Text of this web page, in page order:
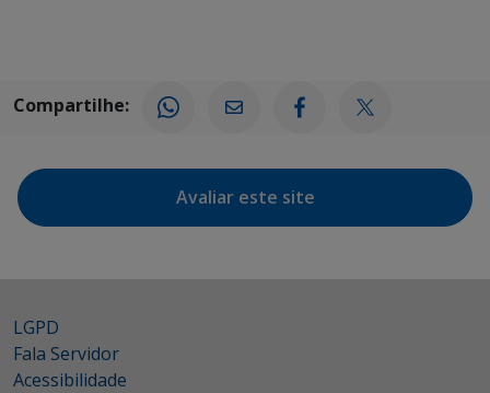
Compartilhe:
Avaliar este site
LGPD
Fala Servidor
Acessibilidade